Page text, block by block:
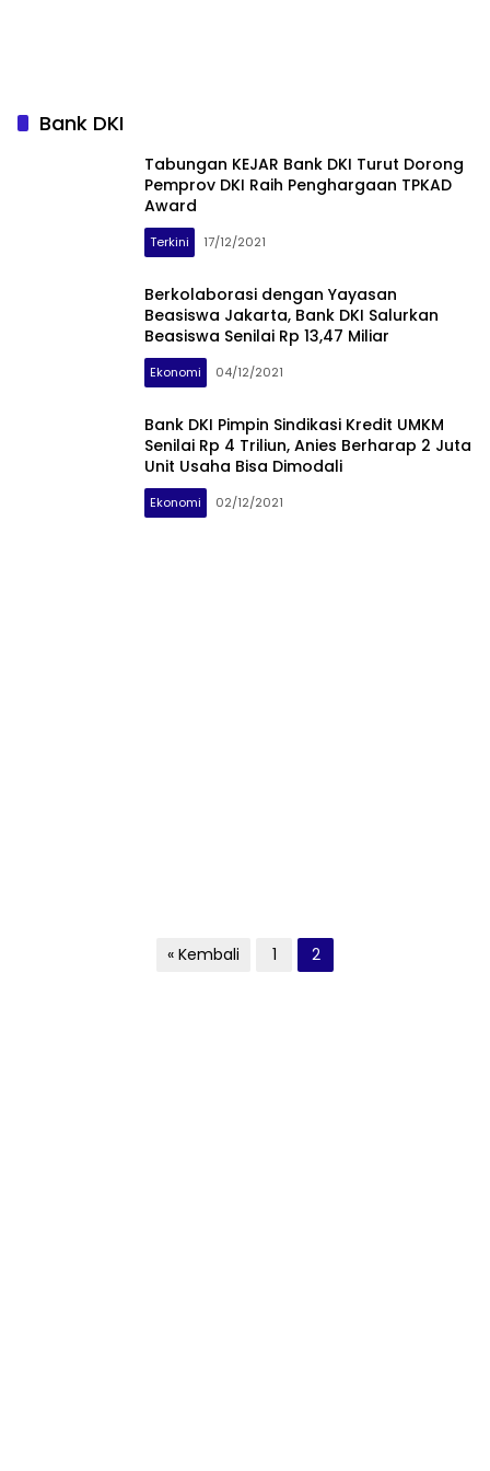
Bank DKI
Tabungan KEJAR Bank DKI Turut Dorong
Pemprov DKI Raih Penghargaan TPKAD
Award
Terkini 17/12/2021
Berkolaborasi dengan Yayasan
Beasiswa Jakarta, Bank DKI Salurkan
Beasiswa Senilai Rp 13,47 Miliar
Ekonomi 04/12/2021
Bank DKI Pimpin Sindikasi Kredit UMKM
Senilai Rp 4 Triliun, Anies Berharap 2 Juta
Unit Usaha Bisa Dimodali
Ekonomi 02/12/2021
« Kembali 1 2